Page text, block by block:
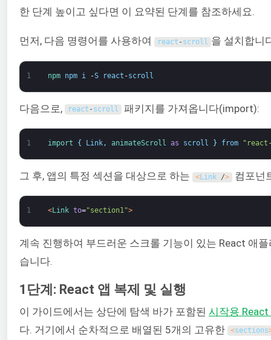
한 단계 높이고 싶다면 이 요약된 단계를 참조하세요.
먼저, 다음 명령어를 사용하여 react - scroll 을 설치합니
1 npm npm i -S react -scroll
다음으로, react - scroll 패키지를 가져옵니다(import):
1 import { Link, animateScroll as scroll } from
그 후, 앱의 특정 섹션을 대상으로 하는 <Link /> 컴포넌
1 <Link to="section1">
계속 진행하여 부드러운 스크롤 기능이 있는 React 애
습니다.
1단계: React 앱 복제 및 실행
이 가이드에서는 상단에 탐색 바가 포함된 시작용
다. 거기에서 순차적으로 배열된 5개의 고유한
<sections